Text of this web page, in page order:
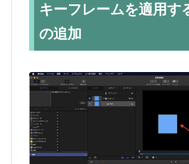
キーフレームを適用す
の追加